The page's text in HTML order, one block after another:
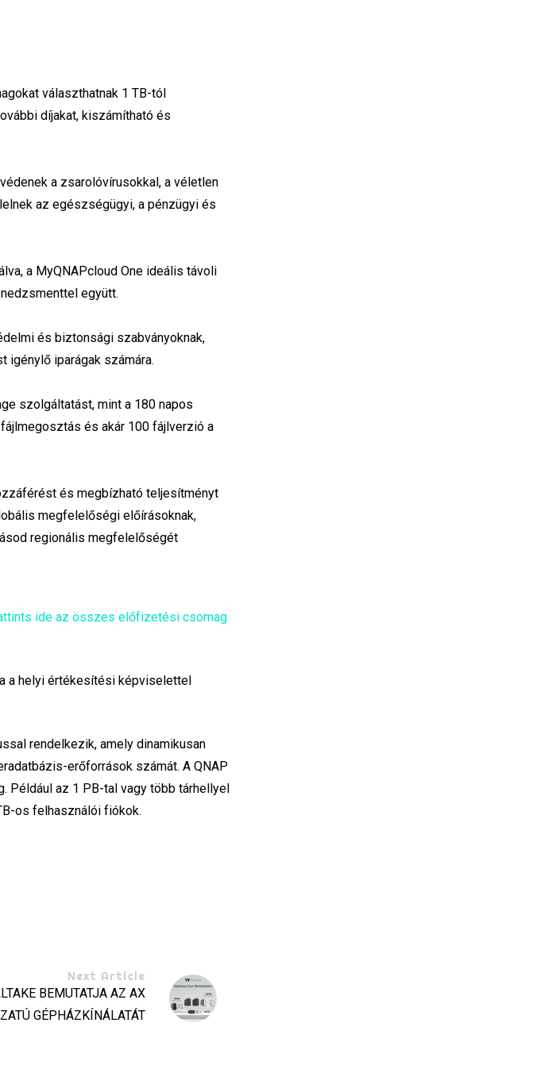
választhatnak 1 TB-tól
díjakat, kiszámítható és
a zsarolóvírusokkal, a véletlen
az egészségügyi, a pénzügyi és
a MyQNAPcloud One ideális távoli
együtt.
és biztonsági szabványoknak,
igénylő iparágak számára.
szolgáltatást, mint a 180 napos
és akár 100 fájlverzió a
és megbízható teljesítményt
megfelelőségi előírásoknak,
regionális megfelelőségét
ide az összes előfizetési csomag
a helyi értékesítési képviselettel
rendelkezik, amely dinamikusan
erőforrások számát. A QNAP
az 1 PB-tal vagy több tárhellyel
os felhasználói fiókok.
Next Article
BEMUTATJA AZ AX
GÉPHÁZKÍNÁLATÁT